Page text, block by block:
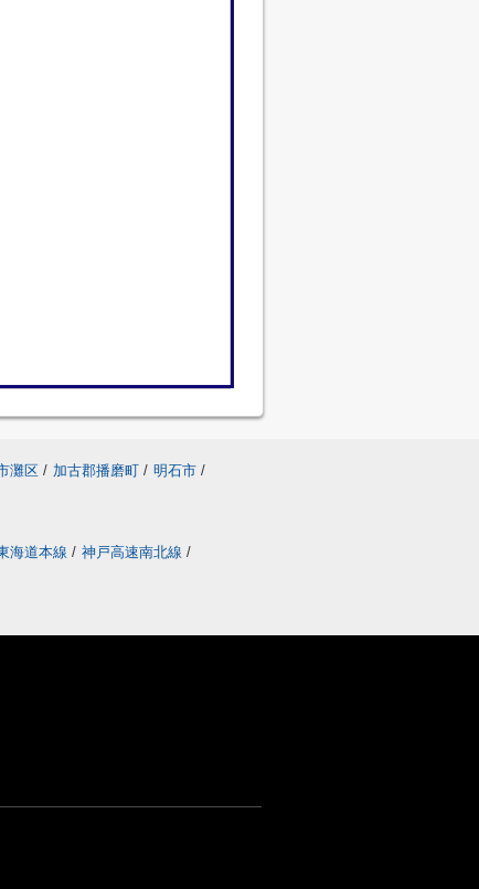
灘区 / 加古郡播磨町 / 明石市 /
海道本線 / 神戸高速南北線 /